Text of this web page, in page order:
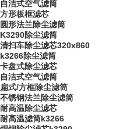
自洁式空气滤筒
方形板框滤芯
圆形法兰除尘滤筒
K3290除尘滤筒
清扫车除尘滤芯320x860
k3266除尘滤筒
卡盘式除尘滤芯
自洁式空气滤筒
扁式/方框除尘滤筒
不锈钢法兰除尘滤筒
耐高温除尘滤芯
耐高温滤筒k3266